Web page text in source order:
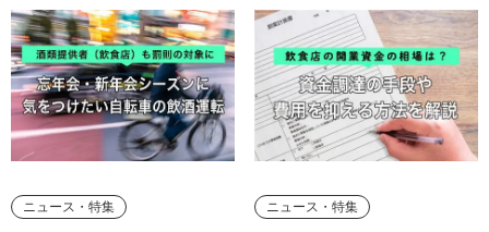
ニュース・特集 ニュース・特集